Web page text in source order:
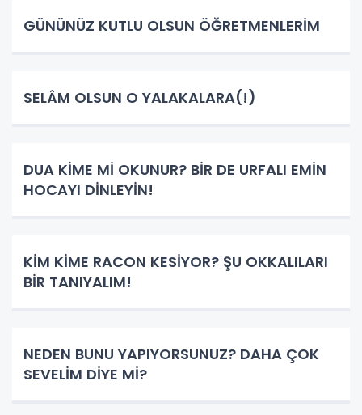
GÜNÜNÜZ KUTLU OLSUN ÖĞRETMENLERİM
SELÂM OLSUN O YALAKALARA(!)
DUA KİME Mİ OKUNUR? BİR DE URFALI EMİN
HOCAYI DİNLEYİN!
KİM KİME RACON KESİYOR? ŞU OKKALILARI
BİR TANIYALIM!
NEDEN BUNU YAPIYORSUNUZ? DAHA ÇOK
SEVELİM DİYE Mİ?